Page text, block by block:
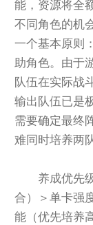
能，资源将全
不同角色的机
一个基本原则
助角色。由于
队伍在实际战
输出队伍已是
需要确定最终
难同时培养两
养成优先
合）＞单卡强
能（优先培养